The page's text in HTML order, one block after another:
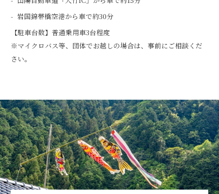
岩国錦帯橋空港から車で約30分
【駐車台数】普通乗用車3台程度
※マイクロバス等、団体でお越しの場合は、事前にご相談くだ
さい。